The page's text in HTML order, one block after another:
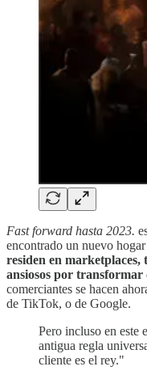
Fast forward hasta 2023.
encontrado un nuevo
residen en marketplaces,
ansiosos por transformar
comerciantes se hacen
de TikTok, o de Google.
Pero incluso en este
antigua regla
cliente es el rey."